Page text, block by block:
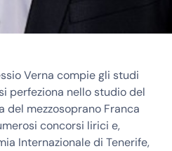
Verna compie gli studi
perfeziona nello studio del
mezzosoprano Franca
concorsi lirici e,
Internazionale di Tenerife,